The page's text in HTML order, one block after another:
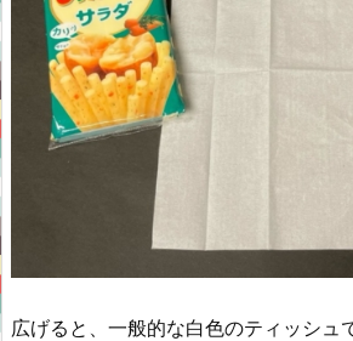
広げると、一般的な白色のティッシュ